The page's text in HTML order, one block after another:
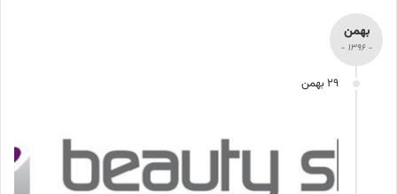
بهمن
- 1396 -
29 بهمن